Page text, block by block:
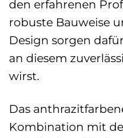
den erfahrenen
robuste Bauweise
Design sorgen
an diesem
wirst.
Das
Kombination mit